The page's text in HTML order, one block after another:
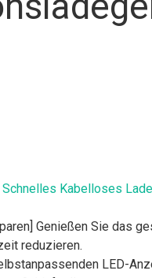
Kabelloses
Genießen Sie das
reduzieren.
LED-